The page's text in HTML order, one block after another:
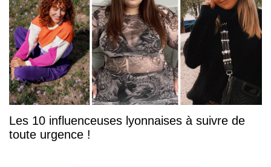
Les 10 influenceuses lyonnaises à suivre de
toute urgence !